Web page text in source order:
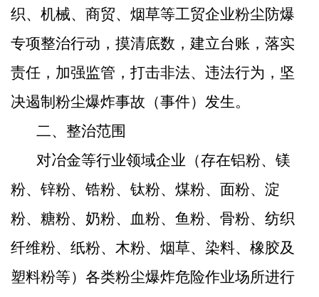
织、机械、商贸、烟草等工贸企业粉尘防爆
专项整治行动， 摸清底数，建立台账，落实
责任，加强监管， 打击非法、违法行为，坚
决遏制粉尘爆炸事故 （事件） 发生。
二、整治范围
对冶金等行业领域企业（存在铝粉、镁
粉、锌粉、锆粉、钛粉、煤粉、面粉、淀
粉、糖粉、奶粉、血粉、鱼粉、骨粉、纺织
纤维粉、纸粉、木粉、烟草、染料、橡胶及
塑料粉等）各类粉尘爆炸危险作业场所进行